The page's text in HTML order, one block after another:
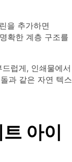
을 추가하면
확한 계층 구조를
럽게, 인쇄물에서
과 같은 자연 텍스
아이